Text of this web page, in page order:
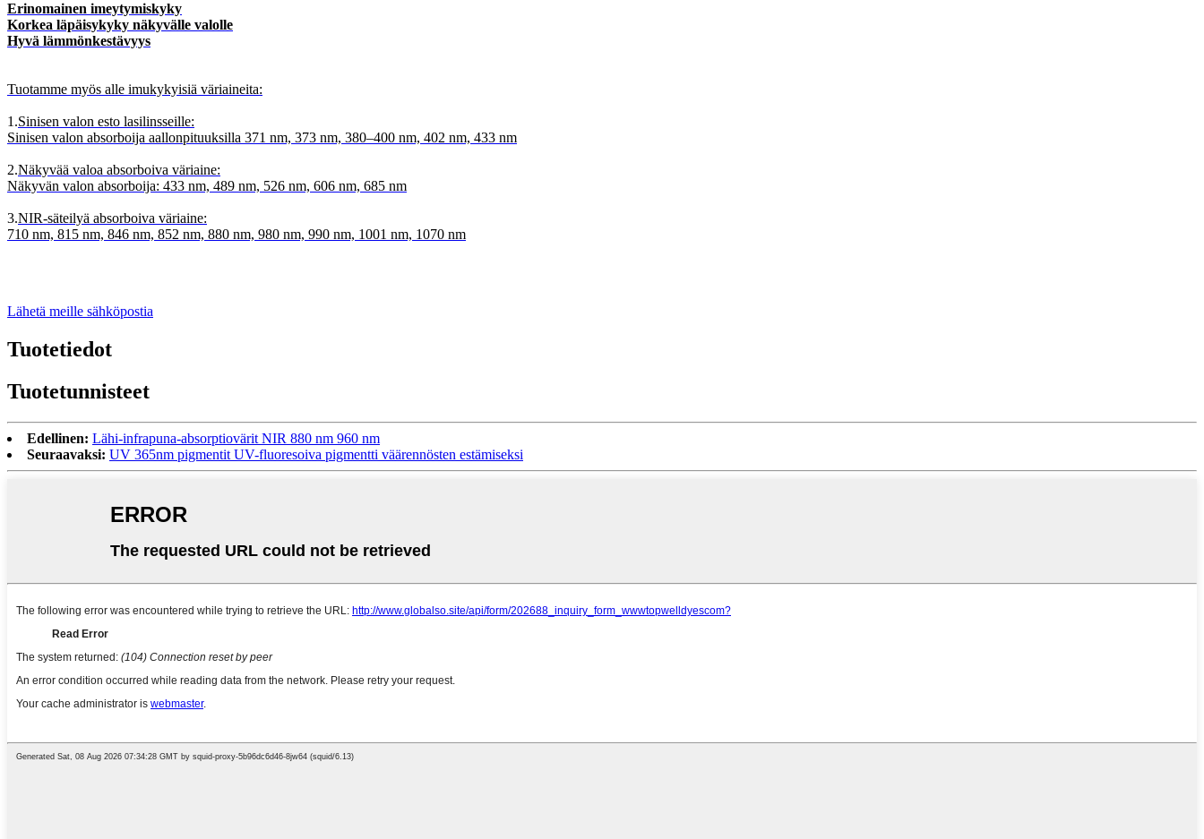
Erinomainen imeytymiskyky
Korkea läpäisykyky näkyvälle valolle
Hyvä lämmönkestävyys
Tuotamme myös alle imukykyisiä väriaineita:
1.Sinisen valon esto lasilinsseille:
Sinisen valon absorboija aallonpituuksilla 371 nm, 373 nm, 380–400 nm, 402 nm, 433 nm
2.Näkyvää valoa absorboiva väriaine:
Näkyvän valon absorboija: 433 nm, 489 nm, 526 nm, 606 nm, 685 nm
3.NIR-säteilyä absorboiva väriaine:
710 nm, 815 nm, 846 nm, 852 nm, 880 nm, 980 nm, 990 nm, 1001 nm, 1070 nm
Lähetä meille sähköpostia
Tuotetiedot
Tuotetunnisteet
Edellinen: Lähi-infrapuna-absorptiovärit NIR 880 nm 960 nm
Seuraavaksi: UV 365nm pigmentit UV-fluoresoiva pigmentti väärennösten estämiseksi